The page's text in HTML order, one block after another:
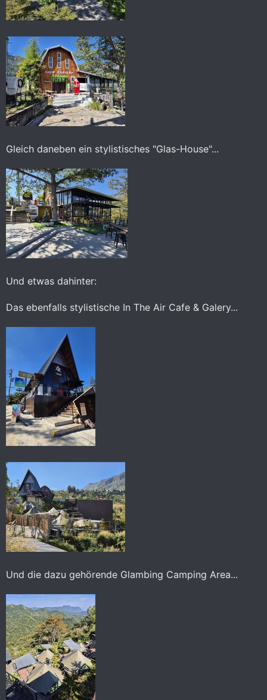
Gleich daneben ein stylistisches "Glas-House"...
Und etwas dahinter:
Das ebenfalls stylistische In The Air Cafe & Galery...
Und die dazu gehörende Glambing Camping Area...